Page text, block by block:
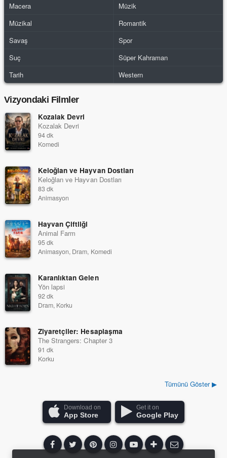
Macera
Müzik
Müzikal
Romantik
Savaş
Spor
Suç
Süper Kahraman
Tarih
Western
Vizyondaki Filmler
Kozalak Devri
Kozalak Devri
94 dk
Komedi
Keloğlan ve Hayvan Dostları
Keloğlan ve Hayvan Dostları
83 dk
Animasyon
Hayvan Çiftliği
Animal Farm
95 dk
Animasyon, Dram, Komedi
Karanlıktan Gelen
Yön lapsi
92 dk
Dram, Korku
Ziyaretçiler: Hesaplaşma
The Strangers: Chapter 3
91 dk
Korku
Tümünü Göster ▶
Download on
App Store
Get it on
Google Play